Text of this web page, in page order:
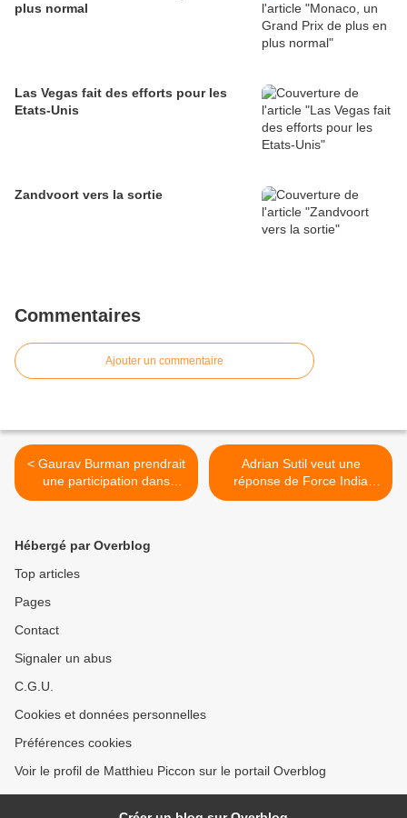
plus normal
Las Vegas fait des efforts pour les
Etats-Unis
Zandvoort vers la sortie
Commentaires
Ajouter un commentaire
< Gaurav Burman prendrait
une participation dans
Team Lotus
Adrian Sutil veut une
réponse de Force India
avant décembre >
Hébergé par Overblog
Top articles
Pages
Contact
Signaler un abus
C.G.U.
Cookies et données personnelles
Préférences cookies
Voir le profil de Matthieu Piccon sur le portail Overblog